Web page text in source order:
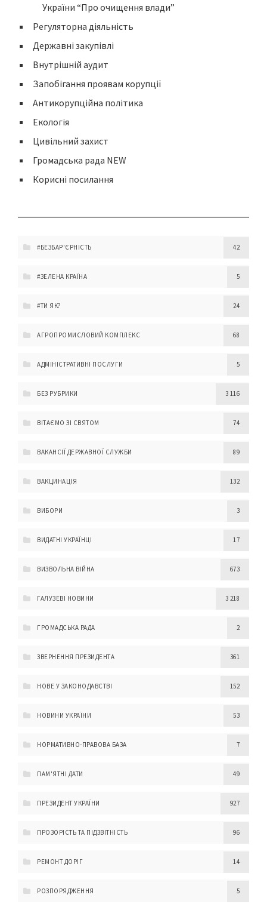
України “Про очищення влади”
Регуляторна діяльність
Державні закупівлі
Внутрішній аудит
Запобігання проявам корупції
Антикорупційна політика
Екологія
Цивільний захист
Громадська рада NEW
Корисні посилання
#БЕЗБАР'ЄРНІСТЬ 42
#ЗЕЛЕНА КРАЇНА 5
#ТИ ЯК? 24
АГРОПРОМИСЛОВИЙ КОМПЛЕКС 68
АДМІНІСТРАТИВНІ ПОСЛУГИ 5
БЕЗ РУБРИКИ 3 116
ВІТАЄМО ЗІ СВЯТОМ 74
ВАКАНСІЇ ДЕРЖАВНОЇ СЛУЖБИ 89
ВАКЦИНАЦІЯ 132
ВИБОРИ 3
ВИДАТНІ УКРАЇНЦІ 17
ВИЗВОЛЬНА ВІЙНА 673
ГАЛУЗЕВІ НОВИНИ 3 218
ГРОМАДСЬКА РАДА 2
ЗВЕРНЕННЯ ПРЕЗИДЕНТА 361
НОВЕ У ЗАКОНОДАВСТВІ 152
НОВИНИ УКРАЇНИ 53
НОРМАТИВНО-ПРАВОВА БАЗА 7
ПАМ'ЯТНІ ДАТИ 49
ПРЕЗИДЕНТ УКРАЇНИ 927
ПРОЗОРІСТЬ ТА ПІДЗВІТНІСТЬ 96
РЕМОНТ ДОРІГ 14
РОЗПОРЯДЖЕННЯ 5